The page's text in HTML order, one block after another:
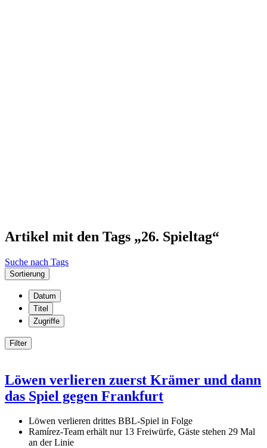
Artikel mit den Tags „26. Spieltag“
Suche nach Tags
Sortierung
Datum
Titel
Zugriffe
Filter
Löwen verlieren zuerst Krämer und dann
das Spiel gegen Frankfurt
Löwen verlieren drittes BBL-Spiel in Folge
Ramírez-Team erhält nur 13 Freiwürfe, Gäste stehen 29 Mal
an der Linie